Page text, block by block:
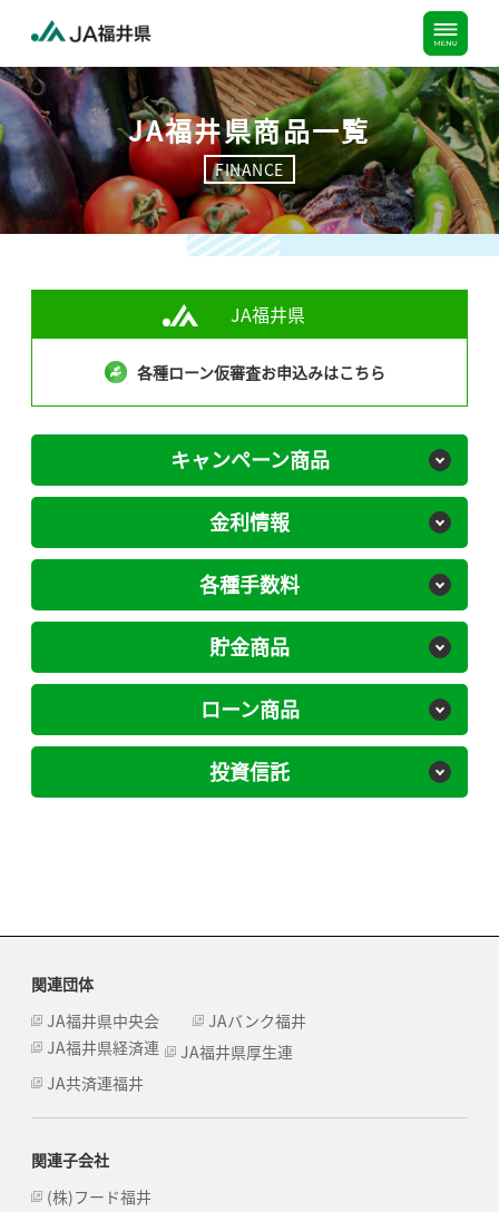
JA福井県商品一覧
FINANCE
JA福井県
各種ローン仮審査お申込みはこちら
キャンペーン商品
金利情報
各種手数料
貯金商品
ローン商品
投資信託
関連団体
JA福井県中央会
JAバンク福井
JA福井県経済連
JA福井県厚生連
JA共済連福井
関連子会社
(株)フード福井